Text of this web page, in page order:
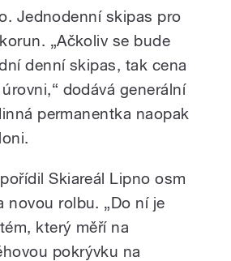
Jednodenní skipas pro
„Ačkoliv se bude
denní skipas, tak cena
dodává generální
permanentka naopak
Skiareál Lipno osm
novou rolbu. „Do ní je
který měří na
pokrývku na